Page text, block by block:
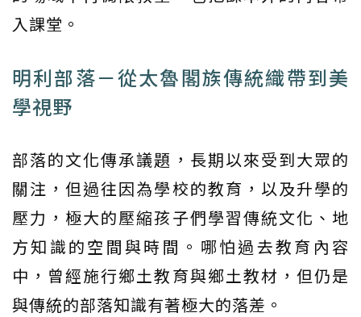
入課堂。
明利部落－從太魯閣族傳統織帶到美
學視野
部落的文化傳承議題，長期以來受到大眾的
關注，但過往因為學校的教育，以及升學的
壓力，極大的壓縮孩子們學習傳統文化、地
方知識的空間與時間。哪怕過去教育內容
中，曾經施行鄉土教育與鄉土教材，但仍是
與傳統的部落知識有著極大的落差。